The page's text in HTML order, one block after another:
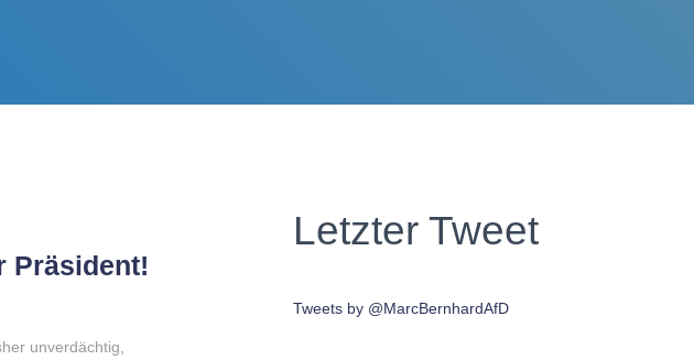
Präsident!
unverdächtig,
Letzter Tweet
Tweets by @MarcBernhardAfD